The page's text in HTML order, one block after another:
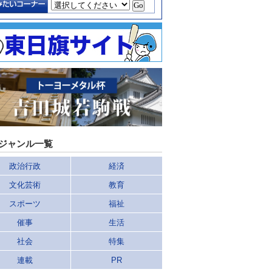
ャンル一覧
政治行政 経済
文化芸術 教育
スポーツ 福祉
催事 生活
社会 特集
連載 PR